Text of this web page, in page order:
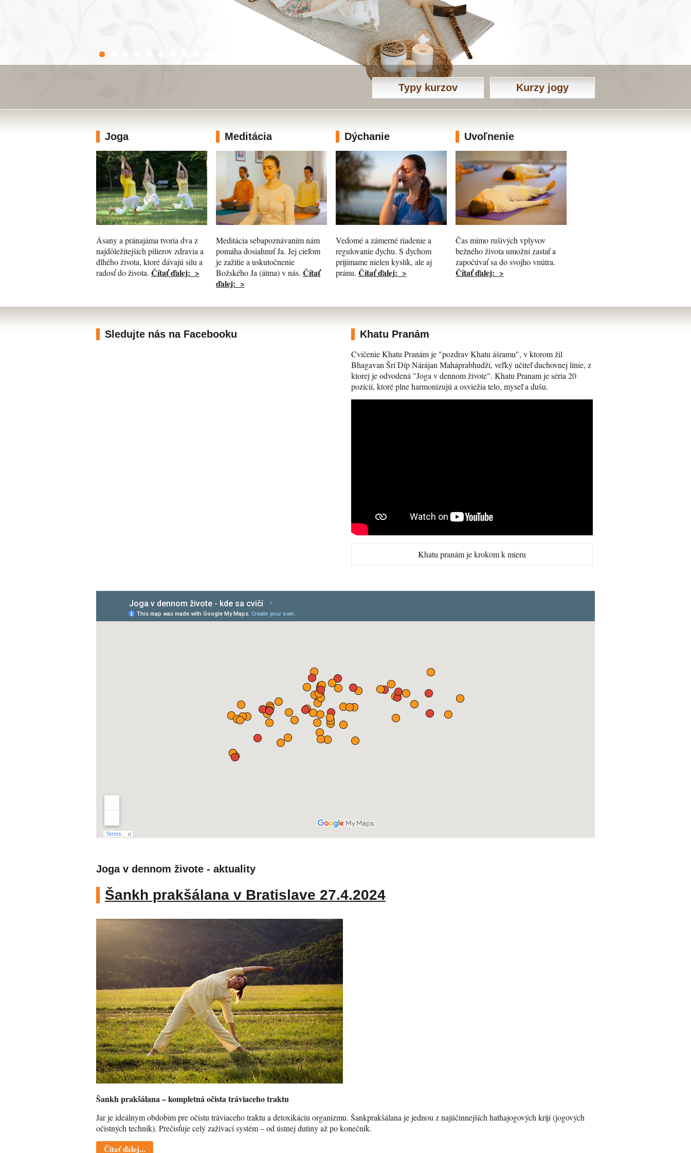
Typy kurzov Kurzy jogy
Joga
Ásany a pránajáma tvoria dva z
najdôležitejších pilierov zdravia a
dlhého života, ktoré dávajú silu a
radosť do života. Čítať ďalej: >
Meditácia
Meditácia sebapoznávaním nám
pomáha dosiahnuť Ja. Jej cieľom
je zažitie a uskutočnenie
Božského Ja (átma) v nás. Čítať
ďalej: >
Dýchanie
Vedomé a zámerné riadenie a
regulovanie dychu. S dychom
prijímame nielen kyslík, ale aj
pránu. Čítať ďalej: >
Uvoľnenie
Čas mimo rušivých vplyvov
bežného života umožní zastať a
započúvať sa do svojho vnútra.
Čítať ďalej: >
Sledujte nás na Facebooku Khatu Pranám
Cvičenie Khatu Pranám je "pozdrav Khatu ášramu", v ktorom žil
Bhagavan Šrí Díp Nárájan Maháprabhudží, veľký učiteľ duchovnej línie, z
ktorej je odvodená "Joga v dennom živote". Khatu Pranam je séria 20
pozícií, ktoré plne harmonizujú a osviežia telo, myseľ a dušu.
Khatu pranám je krokom k mieru
Joga v dennom živote - aktuality
Šankh prakšálana v Bratislave 27.4.2024
Šankh prakšálana – kompletná očista tráviaceho traktu
Jar je ideálnym obdobím pre očistu tráviaceho traktu a detoxikáciu organizmu. Šankprakšálana je jednou z najúčinnejších hathajogových krijí (jogových
očistných techník). Prečisťuje celý zažívací systém – od ústnej dutiny až po konečník.
Čítať ďalej...